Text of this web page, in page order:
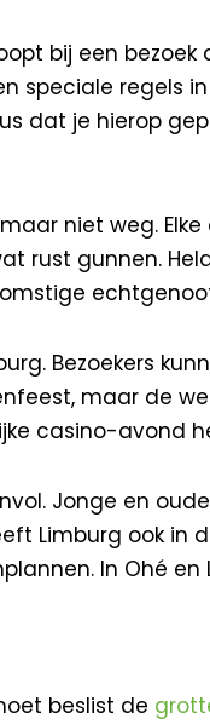
bij een
speciale
dat je hierop
niet weg.
rust gunnen.
Bezoekers
maar de
casino-avond
Jonge en
Limburg ook
In Ohé
beslist de